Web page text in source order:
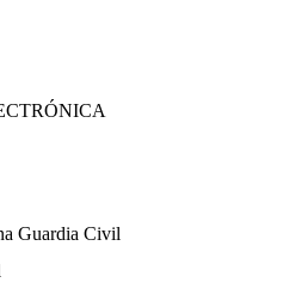
Guardia Civil